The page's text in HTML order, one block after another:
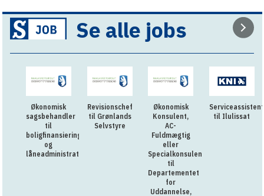
Se alle jobs
Økonomisk
sagsbehandler
til
boligfinansiering
og
låneadministration
Revisionschef
til Grønlands
Selvstyre
Økonomisk
Konsulent,
AC-
Fuldmægtig
eller
Specialkonsulent
til
Departementet
for
Uddannelse,
Serviceassistent
til Ilulissat